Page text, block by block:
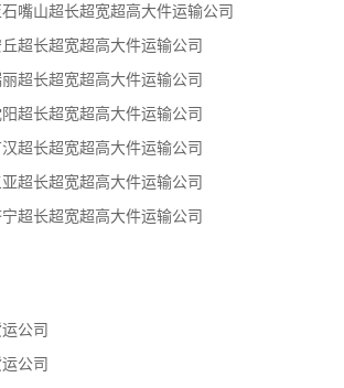
嘴山超长超宽超高大件运输公司
超长超宽超高大件运输公司
超长超宽超高大件运输公司
超长超宽超高大件运输公司
超长超宽超高大件运输公司
超长超宽超高大件运输公司
超长超宽超高大件运输公司
公司
公司